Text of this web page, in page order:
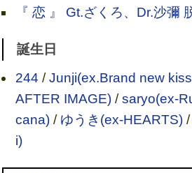
『 恋 』 Gt.ざくろ、Dr.沙彌
誕生日
244 /Junji(ex.Brand new
AFTER IMAGE)/saryo(ex-
cana)/ ゆうき(ex-HEARTS)/
i)